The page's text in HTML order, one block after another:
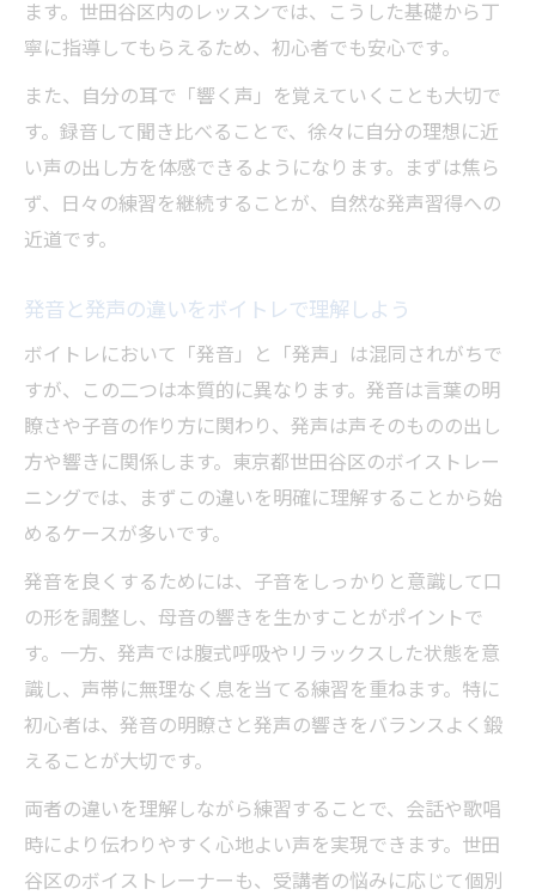
ます。世田谷区内のレッスンでは、こうした基礎から丁
寧に指導してもらえるため、初心者でも安心です。
また、自分の耳で「響く声」を覚えていくことも大切で
す。録音して聞き比べることで、徐々に自分の理想に近
い声の出し方を体感できるようになります。まずは焦ら
ず、日々の練習を継続することが、自然な発声習得への
近道です。
発音と発声の違いをボイトレで理解しよう
ボイトレにおいて「発音」と「発声」は混同されがちで
すが、この二つは本質的に異なります。発音は言葉の明
瞭さや子音の作り方に関わり、発声は声そのものの出し
方や響きに関係します。東京都世田谷区のボイストレー
ニングでは、まずこの違いを明確に理解することから始
めるケースが多いです。
発音を良くするためには、子音をしっかりと意識して口
の形を調整し、母音の響きを生かすことがポイントで
す。一方、発声では腹式呼吸やリラックスした状態を意
識し、声帯に無理なく息を当てる練習を重ねます。特に
初心者は、発音の明瞭さと発声の響きをバランスよく鍛
えることが大切です。
両者の違いを理解しながら練習することで、会話や歌唱
時により伝わりやすく心地よい声を実現できます。世田
谷区のボイストレーナーも、受講者の悩みに応じて個別